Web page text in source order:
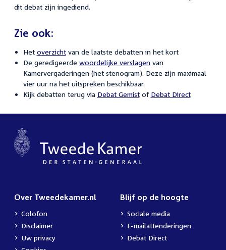
dit debat zijn ingediend.
Zie ook:
Het overzichtvan de laatste debatten in het kort
De geredigeerde woordelijke verslagenvan
Kamervergaderingen (het stenogram). Deze zijn maximaal
vier uur na het uitspreken beschikbaar.
Kijk debatten terug via Debat Gemist of Debat Direct
Over Tweedekamer.nl
Colofon
Disclaimer
Uw privacy
Blijf op de hoogte
Sociale media
E-mailattenderingen
Debat Direct